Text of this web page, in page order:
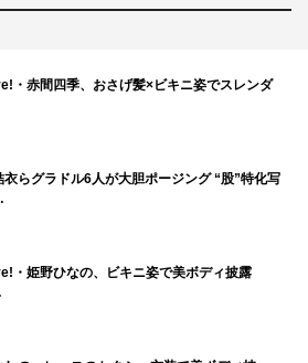
・赤間四季、おさげ髪×ビキニ姿でスレンダ
衣らグラドル6人が大胆ポージング “股”特化写
・姫野ひなの、ビキニ姿で美ボディ披露